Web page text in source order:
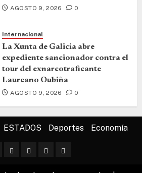
AGOSTO 9, 2026 0
Internacional
La Xunta de Galicia abre
expediente sancionador contra el
tour del exnarcotraficante
Laureano Oubiña
AGOSTO 9, 2026 0
ESTADOS Deportes Economía